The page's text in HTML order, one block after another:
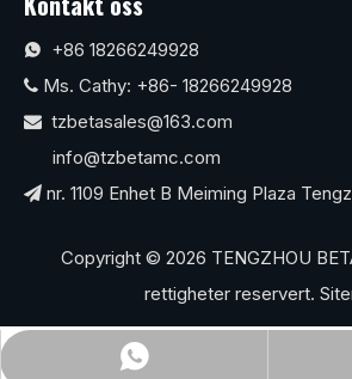
 +86 18266249928
 Ms. Cathy: +86- 18266249928
 tzbetasales@163.com
info@tzbetamc.com
 nr. 1109 Enhet B Meiming Plaza
Copyright © 2026 TENGZHOU
rettigheter reservert.